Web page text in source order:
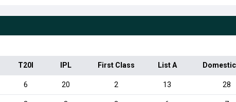
T20I IPL First Class List A
6 20 2 13 28